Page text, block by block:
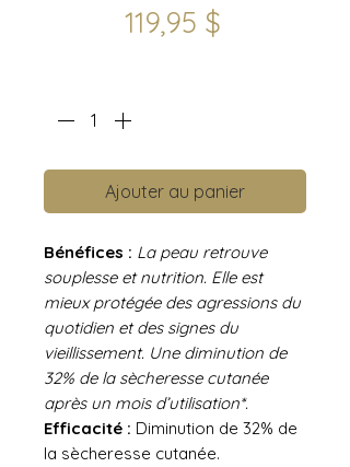
119,95 $Prix
Ajouter au panier
Bénéfices : La peau retrouve
souplesse et nutrition. Elle est
mieux protégée des agressions du
quotidien et des signes du
vieillissement. Une diminution de
32% de la sècheresse cutanée
après un mois d’utilisation*.
Efficacité : Diminution de 32% de
la sècheresse cutanée.